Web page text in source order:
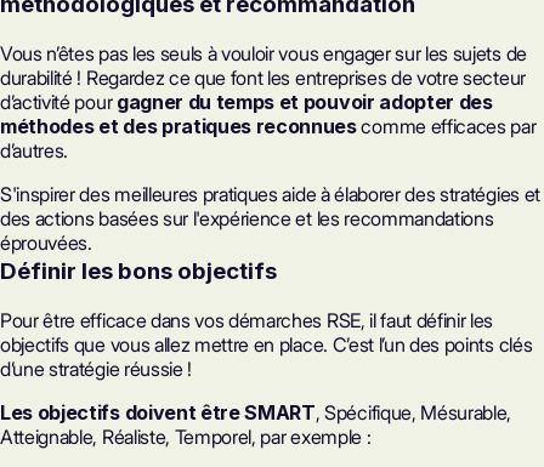
Vous n’êtes pas les seuls à vouloir vous engager sur les sujets de
durabilité ! Regardez ce que font les entreprises de votre secteur
d’activité pour gagner du temps et pouvoir adopter des
méthodes et des pratiques reconnuescomme efficaces par
d’autres.
S'inspirer des meilleures pratiques aide à élaborer des stratégies et
des actions basées sur l'expérience et les recommandations
éprouvées.
Définir les bons objectifs
Pour être efficace dans vos démarches RSE, il faut définir les
objectifs que vous allez mettre en place. C’est l’un des points clés
d’une stratégie réussie !
Les objectifs doivent être SMART, Spécifique, Mésurable,
Atteignable, Réaliste, Temporel, par exemple :